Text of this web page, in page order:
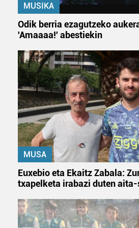
fitxategiak erabiltzen ditu. Zure
baliatzen gara. Ohar hau onartuz
erabiltzeko baimen esplizitua
irakurri
MUSIKA
Odik berria ezagutzeko
'Amaaaa!' abestiekin
MUSA
Euxebio eta Ekaitz Zabala:
txapelketa irabazi duten